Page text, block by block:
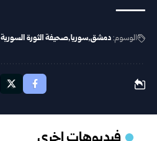
الوسوم:دمشق سوريا صحيفة الثورة السورية